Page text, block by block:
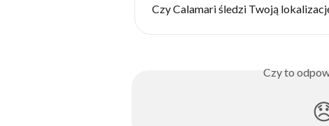
Czy Calamari śledzi Twoją
Czy to